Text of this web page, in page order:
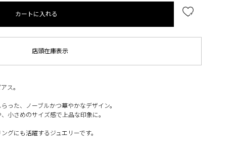
カートに入れる
店頭在庫表示
ス。
った、ノーブルかつ華やかなデザイン。
小さめのサイズ感で上品な印象に。
グにも活躍するジュエリーです。